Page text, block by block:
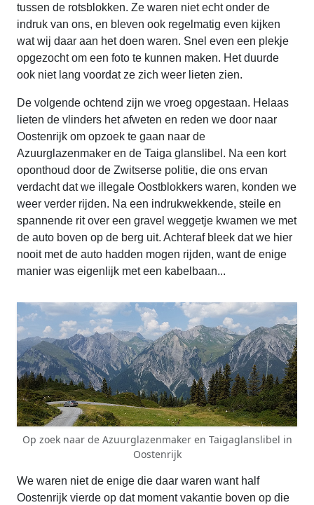
tussen de rotsblokken. Ze waren niet echt onder de
indruk van ons, en bleven ook regelmatig even kijken
wat wij daar aan het doen waren. Snel even een plekje
opgezocht om een foto te kunnen maken. Het duurde
ook niet lang voordat ze zich weer lieten zien.
De volgende ochtend zijn we vroeg opgestaan. Helaas
lieten de vlinders het afweten en reden we door naar
Oostenrijk om opzoek te gaan naar de
Azuurglazenmaker en de Taiga glanslibel. Na een kort
oponthoud door de Zwitserse politie, die ons ervan
verdacht dat we illegale Oostblokkers waren, konden we
weer verder rijden. Na een indrukwekkende, steile en
spannende rit over een gravel weggetje kwamen we met
de auto boven op de berg uit. Achteraf bleek dat we hier
nooit met de auto hadden mogen rijden, want de enige
manier was eigenlijk met een kabelbaan...
Op zoek naar de Azuurglazenmaker en Taigaglanslibel in
Oostenrijk
We waren niet de enige die daar waren want half
Oostenrijk vierde op dat moment vakantie boven op die